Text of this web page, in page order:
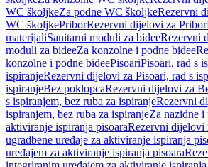
WC školjkeZa podne WC školjkeRezervni
WC školjkePriborRezervni dijelovi za Pribor
materijaliSanitarni moduli za bideeRezervni
moduli za bideeZa konzolne i podne bidee
konzolne i podne bideePisoariPisoari, rad s
ispiranjeRezervni dijelovi za Pisoari, rad s
ispiranjeBez poklopcaRezervni dijelovi za
s ispiranjem, bez ruba za ispiranjeRezervni
ispiranjem, bez ruba za ispiranjeZa nazidne i
aktiviranje ispiranja pisoaraRezervni dijelovi
ugradbene uređaje za aktiviranje ispiranja
uređajem za aktiviranje ispiranja pisoara